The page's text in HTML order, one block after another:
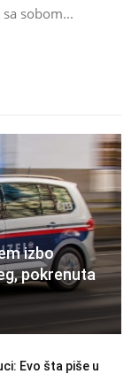
sobom...
izbo
pokrenuta
Evo šta piše u